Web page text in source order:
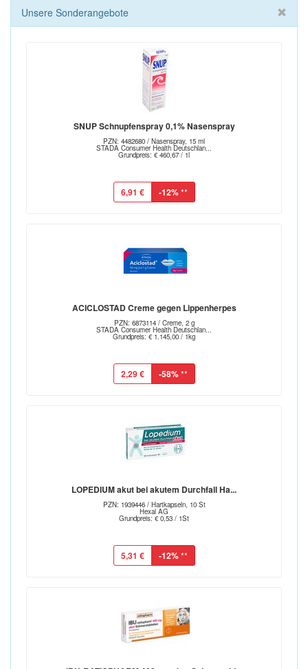
Unsere Sonderangebote
SNUP Schnupfenspray 0,1% Nasenspray
PZN: 4482680 / Nasenspray, 15 ml
STADA Consumer Health Deutschlan...
Grundpreis: € 460,67 / 1l
6,91 € -12%**
ACICLOSTAD Creme gegen Lippenherpes
PZN: 6873114 / Creme, 2 g
STADA Consumer Health Deutschlan...
Grundpreis: € 1.145,00 / 1kg
2,29 € -58%**
LOPEDIUM akut bei akutem Durchfall Ha...
PZN: 1939446 / Hartkapseln, 10 St
Hexal AG
Grundpreis: € 0,53 / 1St
5,31 € -12%**